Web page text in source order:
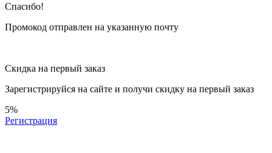
Спасибо!
Промокод отправлен на указанную почту
Скидка на первый заказ
Зарегистрируйся на сайте и получи скидку на первый заказ
5%
Регистрация